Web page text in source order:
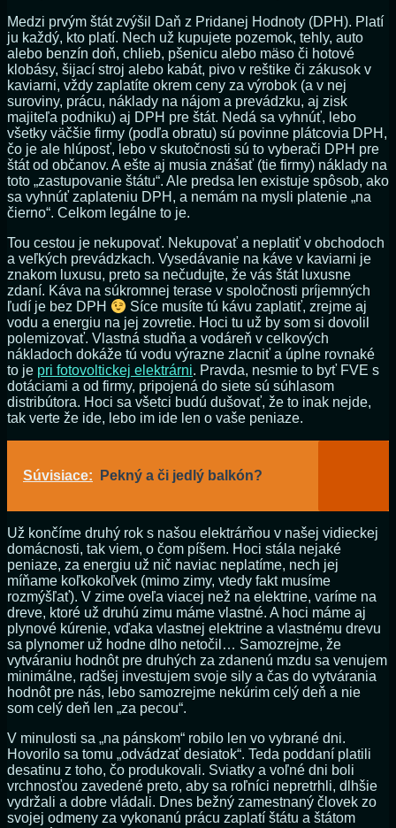
Medzi prvým štát zvýšil Daň z Pridanej Hodnoty (DPH). Platí
ju každý, kto platí. Nech už kupujete pozemok, tehly, auto
alebo benzín doň, chlieb, pšenicu alebo mäso či hotové
klobásy, šijací stroj alebo kabát, pivo v reštike či zákusok v
kaviarni, vždy zaplatíte okrem ceny za výrobok (a v nej
suroviny, prácu, náklady na nájom a prevádzku, aj zisk
majiteľa podniku) aj DPH pre štát. Nedá sa vyhnúť, lebo
všetky väčšie firmy (podľa obratu) sú povinne plátcovia DPH,
čo je ale hlúposť, lebo v skutočnosti sú to vyberači DPH pre
štát od občanov. A ešte aj musia znášať (tie firmy) náklady na
toto „zastupovanie štátu“. Ale predsa len existuje spôsob, ako
sa vyhnúť zaplateniu DPH, a nemám na mysli platenie „na
čierno“. Celkom legálne to je.
Tou cestou je nekupovať. Nekupovať a neplatiť v obchodoch
a veľkých prevádzkach. Vysedávanie na káve v kaviarni je
znakom luxusu, preto sa nečudujte, že vás štát luxusne
zdaní. Káva na súkromnej terase v spoločnosti príjemných
ľudí je bez DPH
Síce musíte tú kávu zaplatiť, zrejme aj
vodu a energiu na jej zovretie. Hoci tu už by som si dovolil
polemizovať. Vlastná studňa a vodáreň v celkových
nákladoch dokáže tú vodu výrazne zlacniť a úplne rovnaké
to je pri fotovoltickej elektrárni. Pravda, nesmie to byť FVE s
dotáciami a od firmy, pripojená do siete sú súhlasom
distribútora. Hoci sa všetci budú dušovať, že to inak nejde,
tak verte že ide, lebo im ide len o vaše peniaze.
Súvisiace: Pekný a či jedlý balkón?
Už končíme druhý rok s našou elektrárňou v našej vidieckej
domácnosti, tak viem, o čom píšem. Hoci stála nejaké
peniaze, za energiu už nič naviac neplatíme, nech jej
míňame koľkokoľvek (mimo zimy, vtedy fakt musíme
rozmýšľať). V zime oveľa viacej než na elektrine, varíme na
dreve, ktoré už druhú zimu máme vlastné. A hoci máme aj
plynové kúrenie, vďaka vlastnej elektrine a vlastnému drevu
sa plynomer už hodne dlho netočil… Samozrejme, že
vytváraniu hodnôt pre druhých za zdanenú mzdu sa venujem
minimálne, radšej investujem svoje sily a čas do vytvárania
hodnôt pre nás, lebo samozrejme nekúrim celý deň a nie
som celý deň len „za pecou“.
V minulosti sa „na pánskom“ robilo len vo vybrané dni.
Hovorilo sa tomu „odvádzať desiatok“. Teda poddaní platili
desatinu z toho, čo produkovali. Sviatky a voľné dni boli
vrchnosťou zavedené preto, aby sa roľníci nepretrhli, dlhšie
vydržali a dobre vládali. Dnes bežný zamestnaný človek zo
svojej odmeny za vykonanú prácu zaplatí štátu a štátom